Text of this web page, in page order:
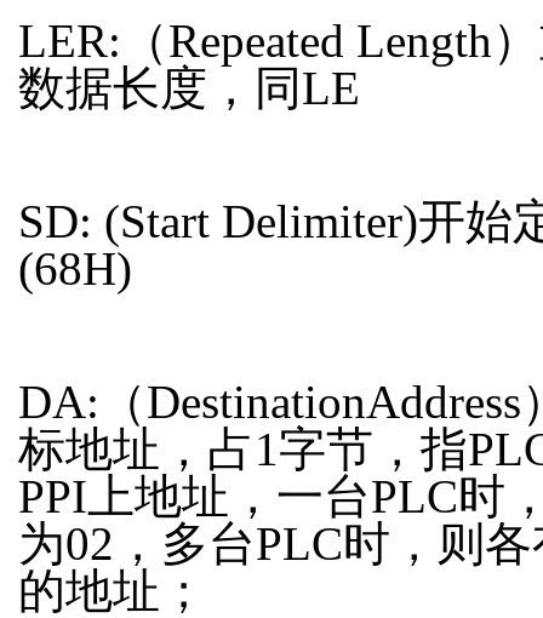
LER:（Repeated Length
数据长度，同LE
SD: (Start Delimiter)开始
(68H)
DA:（DestinationAddress
标地址，占1字节，指
PPI上地址，一台PLC时
为02，多台PLC时，则
的地址；